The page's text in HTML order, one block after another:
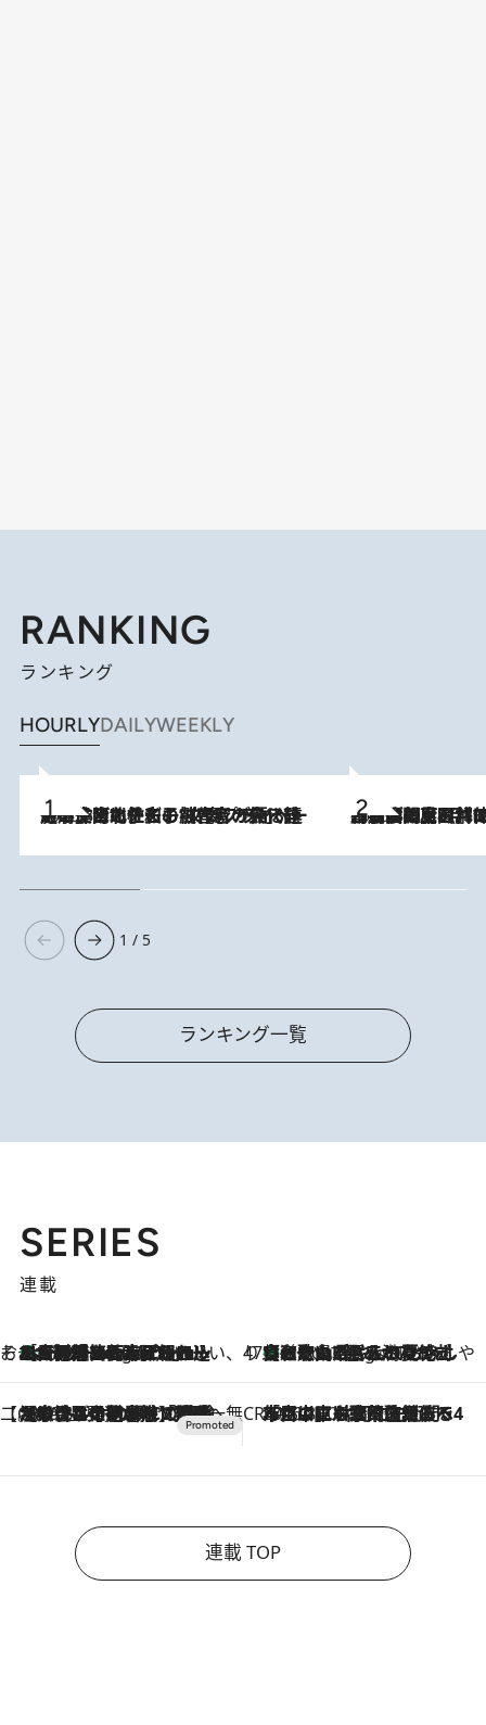
RANKING
ランキング
HOURLYDAILYWEEKLY
2026.8.3
《「文士の子ども被害者の会」発足！》阿川佐和子（72）が語る遠藤周作に北杜夫、劇作家・矢代静一の子どもたちの“文豪プライベート事件簿” 2026.8.8
「最後に見られてよかった」上野動物園の東園パンダ舎が解体前に特別公開。8月16日まで延長されたパネル展と共に辿る“半世紀”のパンダ飼育《解体工事の図面あり》
1 / 5
ランキング一覧
SERIES
連載
そおだよおこの関西おいしい、おやつ紀行
3 Hours Ago
［大阪府箕面市］一皿一皿目の前で仕上げられる、料理を巧みに組み込んだアシェットデセールコース「ミチル アシェット デセール（Michiru assiette dessert）」 47都道府県の手みやげ ひんやりスイーツで夏を満喫
3 Hours Ago
【和歌山県】この夏絶対食べたい 冷やしておいしいおやつ3選 みかんがごろっと丸ごと入ったジュレ
【CREA×星野リゾート】唯一無二。癒しと発見が待つ場所へ
2026.8.7
【トンボの足水浴】ヒノキの香りに包まれて涼感マックス！約13℃の湧水かけ流しを避暑地「星野温泉 トンボの湯」で体験 CREA'S CHOICE
2026.8.7
「立川にも歌舞伎があるんだよ」 片岡仁左衛門・市川中車ら豪華座組みで4年目の立川立飛歌舞伎へ
連載 TOP